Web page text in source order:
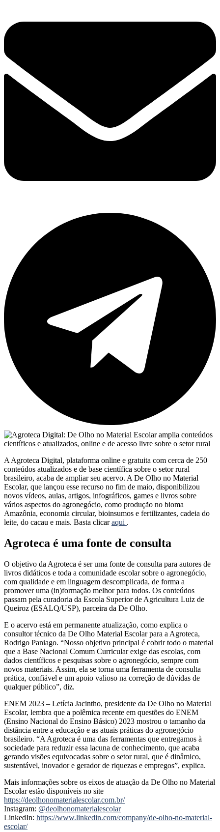
A Agroteca Digital, plataforma online e gratuita com cerca de 250
conteúdos atualizados e de base científica sobre o setor rural
brasileiro, acaba de ampliar seu acervo. A De Olho no Material
Escolar, que lançou esse recurso no fim de maio, disponibilizou
novos vídeos, aulas, artigos, infográficos, games e livros sobre
vários aspectos do agronegócio, como produção no bioma
Amazônia, economia circular, bioinsumos e fertilizantes, cadeia do
leite, do cacau e mais. Basta clicaraqui .
Agroteca é uma fonte de consulta
O objetivo da Agroteca é ser uma fonte de consulta para autores de
livros didáticos e toda a comunidade escolar sobre o agronegócio,
com qualidade e em linguagem descomplicada, de forma a
promover uma (in)formação melhor para todos. Os conteúdos
passam pela curadoria da Escola Superior de Agricultura Luiz de
Queiroz (ESALQ/USP), parceira da De Olho.
E o acervo está em permanente atualização, como explica o
consultor técnico da De Olho Material Escolar para a Agroteca,
Rodrigo Paniago. “Nosso objetivo principal é cobrir todo o material
que a Base Nacional Comum Curricular exige das escolas, com
dados científicos e pesquisas sobre o agronegócio, sempre com
novos materiais. Assim, ela se torna uma ferramenta de consulta
prática, confiável e um apoio valioso na correção de dúvidas de
qualquer público”, diz.
ENEM 2023 – Letícia Jacintho, presidente da De Olho no Material
Escolar, lembra que a polêmica recente em questões do ENEM
(Ensino Nacional do Ensino Básico) 2023 mostrou o tamanho da
distância entre a educação e as atuais práticas do agronegócio
brasileiro. “A Agroteca é uma das ferramentas que entregamos à
sociedade para reduzir essa lacuna de conhecimento, que acaba
gerando visões equivocadas sobre o setor rural, que é dinâmico,
sustentável, inovador e gerador de riquezas e empregos”, explica.
Mais informações sobre os eixos de atuação da De Olho no Material
Escolar estão disponíveis no site
https://deolhonomaterialescolar.com.br/
Instagram: @deolhonomaterialescolar
LinkedIn: https://www.linkedin.com/company/de-olho-no-material-
escolar/